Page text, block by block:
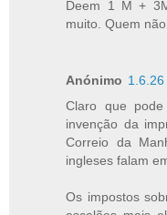
Deem 1 M +
muito. Quem
Anónimo 1.6.26
Claro que
invenção da
Correio da
ingleses falam
Os impostos